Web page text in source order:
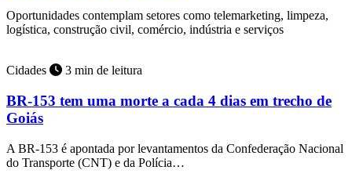
Oportunidades contemplam setores como telemarketing, limpeza,
logística, construção civil, comércio, indústria e serviços
Cidades 3 min de leitura
BR-153 tem uma morte a cada 4 dias em trecho de
Goiás
A BR-153 é apontada por levantamentos da Confederação Nacional
do Transporte (CNT) e da Polícia…